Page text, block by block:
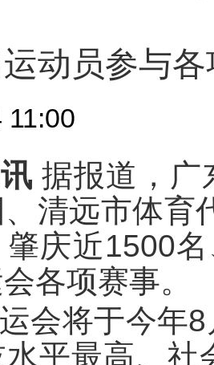
动员参与
11:00
据报道，广
清远市体育
肇庆近1500
各项赛事。
会将于今年
平最高、